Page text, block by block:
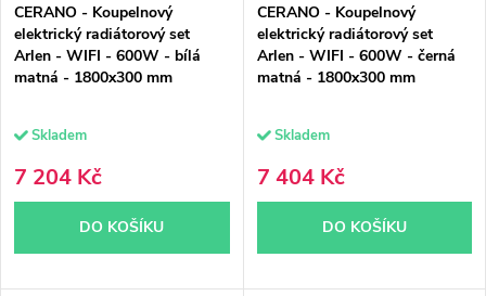
CERANO - Koupelnový
elektrický radiátorový set
Arlen - WIFI - 600W - bílá
matná - 1800x300 mm
Skladem
7 204 Kč
DO KOŠÍKU
CERANO - Koupelnový
elektrický radiátorový set
Arlen - WIFI - 600W - černá
matná - 1800x300 mm
Skladem
7 404 Kč
DO KOŠÍKU